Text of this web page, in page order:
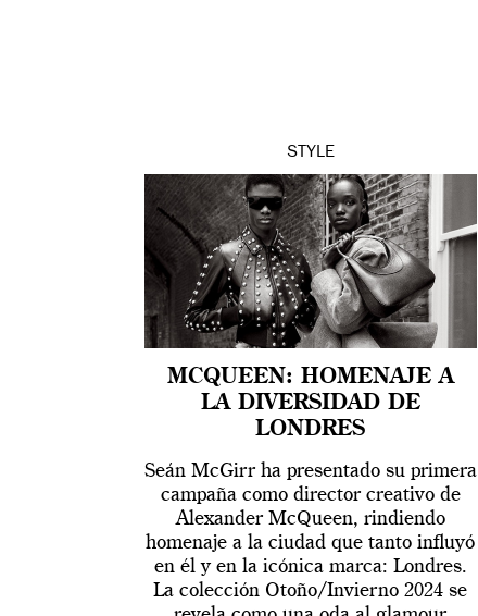
STYLE
MCQUEEN: HOMENAJE A
LA DIVERSIDAD DE
LONDRES
Seán McGirr ha presentado su primera
campaña como director creativo de
Alexander McQueen, rindiendo
homenaje a la ciudad que tanto influyó
en él y en la icónica marca: Londres.
La colección Otoño/Invierno 2024 se